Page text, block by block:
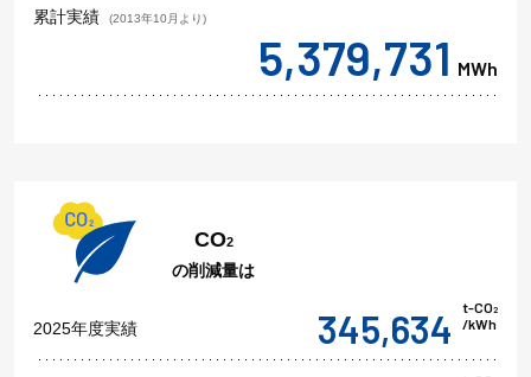
累計実績 (2013年10月より)
5,379,731 MWh
CO2
の削減量は
2025年度実績 345,634 t-CO2
/kWh